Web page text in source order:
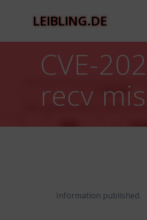
LEIBLING.DE
CVE-
recv
Information published.